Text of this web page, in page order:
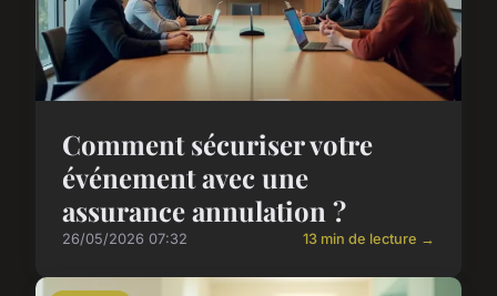
Comment sécuriser votre
événement avec une
assurance annulation ?
26/05/2026 07:32 13 min de lecture →